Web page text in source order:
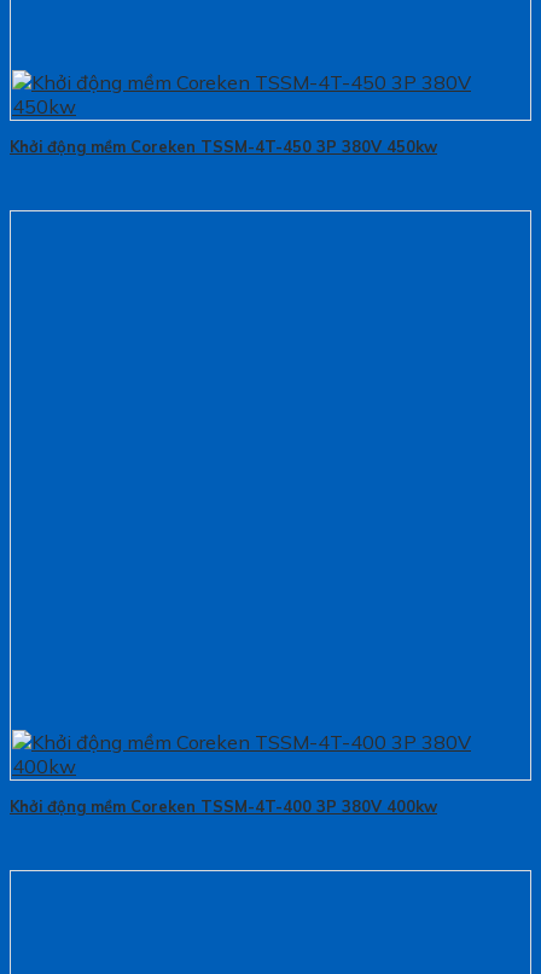
Khởi động mềm Coreken TSSM-4T-450 3P 380V 450kw
Khởi động mềm Coreken TSSM-4T-400 3P 380V 400kw